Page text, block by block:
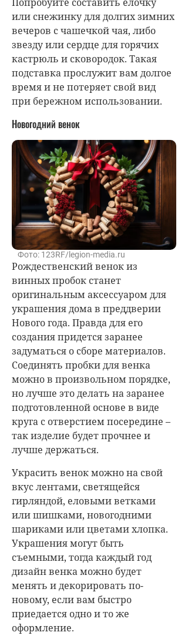
или снежинку для долгих зимних
вечеров с чашечкой чая, либо
звезду или сердце для горячих
кастрюль и сковородок. Такая
подставка прослужит вам долгое
время и не потеряет свой вид
при бережном использовании.
Новогодний венок
Фото: 123RF/legion-media.ru
Рождественский венок из
винных пробок станет
оригинальным аксессуаром для
украшения дома в преддверии
Нового года. Правда для его
создания придется заранее
задуматься о сборе материалов.
Соединять пробки для венка
можно в произвольном порядке,
но лучше это делать на заранее
подготовленной основе в виде
круга с отверстием посередине –
так изделие будет прочнее и
лучше держаться.
Украсить венок можно на свой
вкус лентами, светящейся
гирляндой, еловыми ветками
или шишками, новогодними
шариками или цветами хлопка.
Украшения могут быть
съемными, тогда каждый год
дизайн венка можно будет
менять и декорировать по-
новому, если вам быстро
приедается одно и то же
оформление.